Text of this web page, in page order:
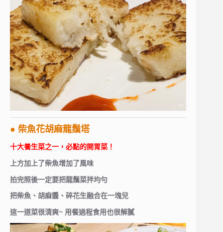
● 柴魚花胡麻龍鬚塔
十大養生菜之一，必點的開胃菜！
上方加上了柴魚增加了風味
拍完照後一定要把龍鬚菜拌均勻
把柴魚、胡麻醬、碎花生融合在一塊兒
這一道菜很清爽~ 用餐過程食用也很解膩